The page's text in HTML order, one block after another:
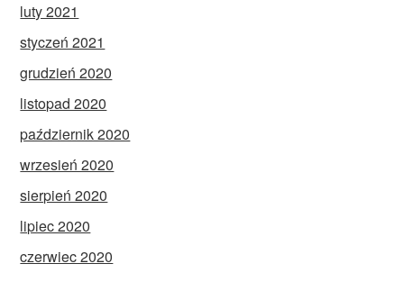
luty 2021
styczeń 2021
grudzień 2020
listopad 2020
październik 2020
wrzesień 2020
sierpień 2020
lipiec 2020
czerwiec 2020